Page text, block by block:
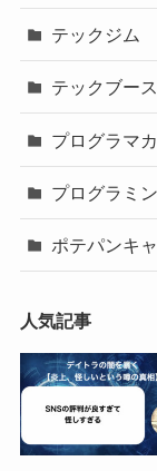
テックジム
テックブー
プログラマ
プログラミ
ポテパンキ
人気記事